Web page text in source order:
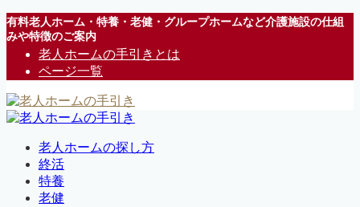
有料老人ホーム・特養・老健・グループホームなど介護施設の仕組
みや特徴のご案内
老人ホームの手引きとは
ページ一覧
老人ホームの探し方
終活
特養
老健